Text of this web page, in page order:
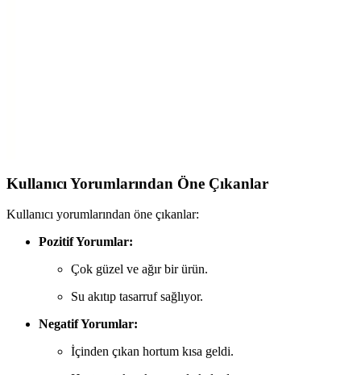
Kullanıcı Yorumlarından Öne Çıkanlar
Kullanıcı yorumlarından öne çıkanlar:
Pozitif Yorumlar:
Çok güzel ve ağır bir ürün.
Su akıtıp tasarruf sağlıyor.
Negatif Yorumlar:
İçinden çıkan hortum kısa geldi.